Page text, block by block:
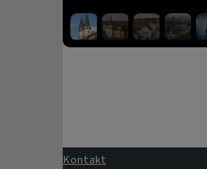
Kontakt